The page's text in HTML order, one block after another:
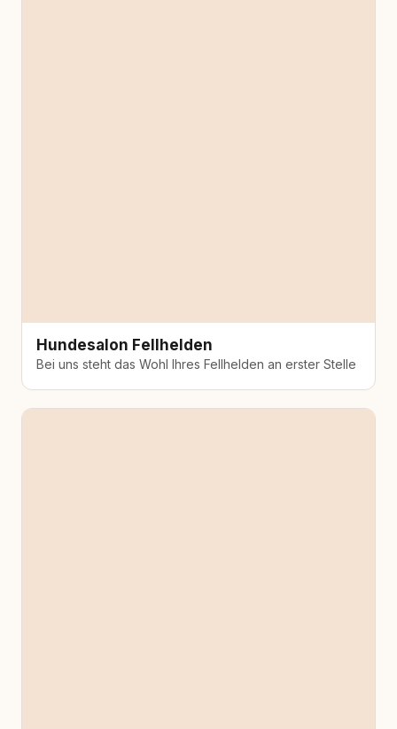
Hundesalon Fellhelden
Bei uns steht das Wohl Ihres Fellhelden an erster Stelle